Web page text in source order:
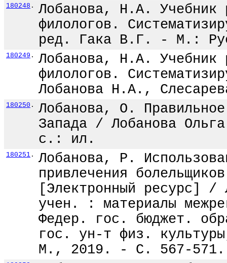
180248 .
Лобанова, Н.А. Учебник
филологов.
ред. Гака В.Г. - М.:
180249 .
Лобанова, Н.А. Учебник
филологов.
Лобанова Н.А.,
180250 .
Лобанова, О.
Запада / Лобанова
с.: ил.
180251 .
Лобанова, Р.
привлечения
[Электронный ресурс]
учен. : материалы
Федер. гос. бюджет.
гос. ун-т физ.
М., 2019. - С. 567-571.